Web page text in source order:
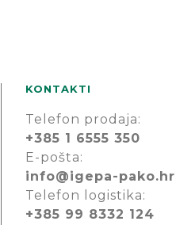
KONTAKTI
Telefon prodaja:
+385 1 6555 350
E-pošta:
info@igepa-pako.hr
Telefon logistika:
+385 99 8332 124